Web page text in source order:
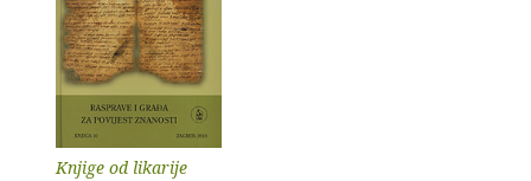
Knjige od likarije